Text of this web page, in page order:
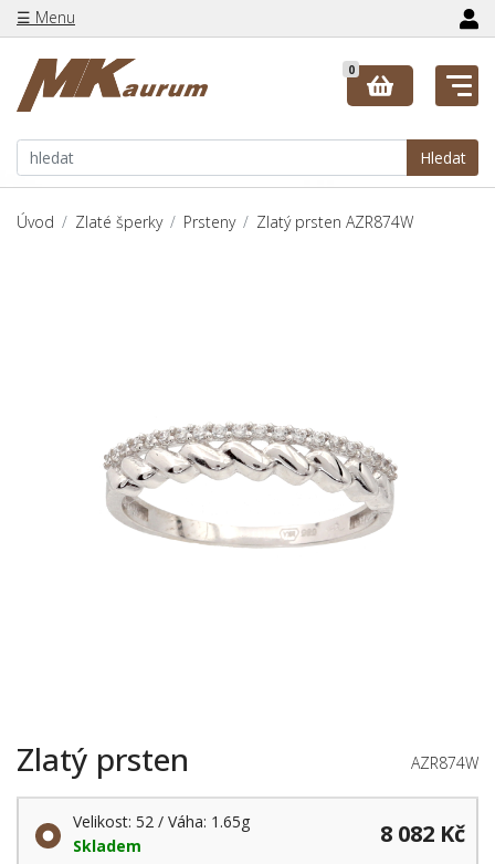
☰ Menu
Hledat
0
Úvod Zlaté šperky Prsteny Zlatý prsten AZR874W
Zlatý prsten AZR874W
Velikost: 52 / Váha: 1.65g
Skladem
8 082 Kč